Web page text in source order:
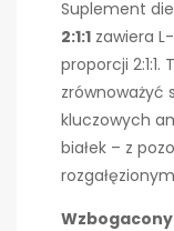
Suplement
2:1:1 zawiera
proporcji
zrównoważyć
kluczowych
białek – z
Wzbogacony